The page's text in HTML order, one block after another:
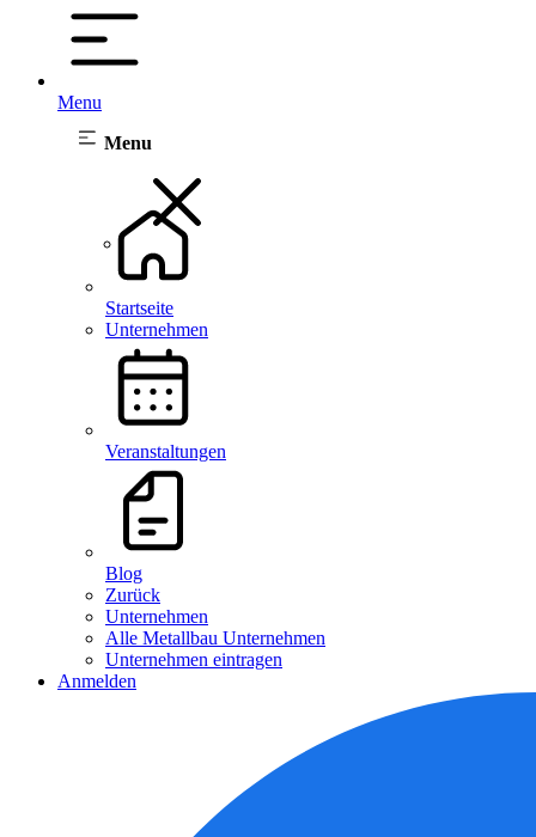
Menu
Menu
Startseite
Unternehmen
Veranstaltungen
Blog
Zurück
Unternehmen
Alle Metallbau Unternehmen
Unternehmen eintragen
Anmelden